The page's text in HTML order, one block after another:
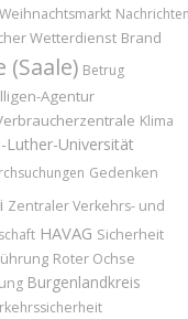
Weihnachtsmarkt Nachrichten
Wetterdienst Brand
(Saale) Betrug
Agentur
Klima
Luther-Universität
Gedenken
Zentraler Verkehrs- und
HAVAG Sicherheit
Roter Ochse
Burgenlandkreis